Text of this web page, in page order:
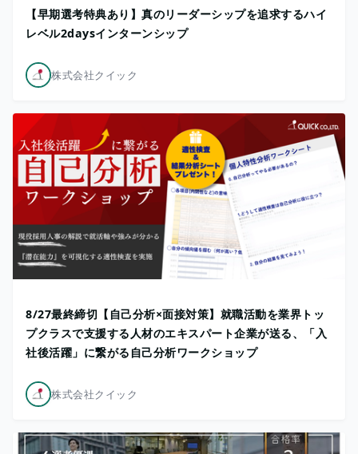
【早期選考特典あり】真のリーダーシップを追求するハイ
レベル2daysインターンシップ
株式会社クイック
8/27最終締切【自己分析×面接対策】就職活動を業界トッ
プクラスで支援する人材のエキスパート企業が送る、「入
社後活躍」に繋がる自己分析ワークショップ
株式会社クイック